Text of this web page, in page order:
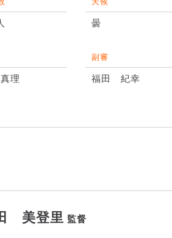
曇
理
副審
福田 紀幸
美登里 監督